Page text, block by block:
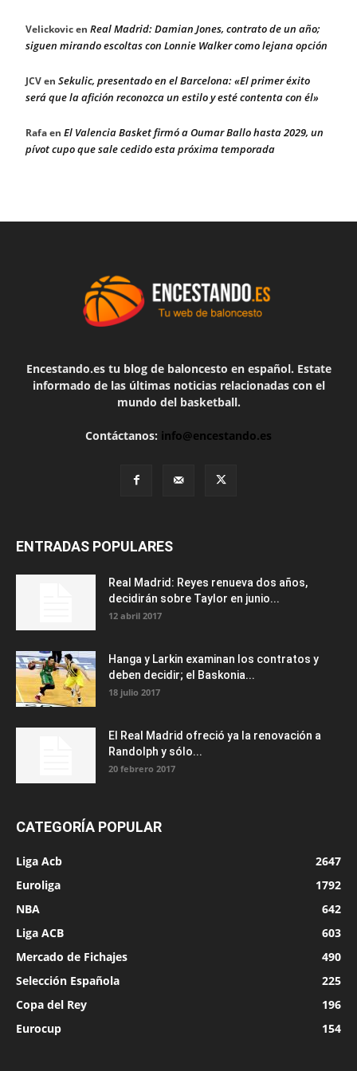
Velickovicen Real Madrid: Damian Jones, contrato de un año;
siguen mirando escoltas con Lonnie Walker como lejana opción
JCVen Sekulic, presentado en el Barcelona: «El primer éxito
será que la afición reconozca un estilo y esté contenta con él»
Rafaen El Valencia Basket firmó a Oumar Ballo hasta 2029, un
pívot cupo que sale cedido esta próxima temporada
Encestando.es tu blog de baloncesto en español. Estate
informado de las últimas noticias relacionadas con el
mundo del basketball.
Contáctanos: info@encestando.es
ENTRADAS POPULARES
Real Madrid: Reyes renueva dos años,
decidirán sobre Taylor en junio...
12 abril 2017
Hanga y Larkin examinan los contratos y
deben decidir; el Baskonia...
18 julio 2017
El Real Madrid ofreció ya la renovación a
Randolph y sólo...
20 febrero 2017
CATEGORÍA POPULAR
Liga Acb
2647
Euroliga
1792
NBA
642
Liga ACB
603
Mercado de Fichajes
490
Selección Española
225
Copa del Rey
196
Eurocup
154